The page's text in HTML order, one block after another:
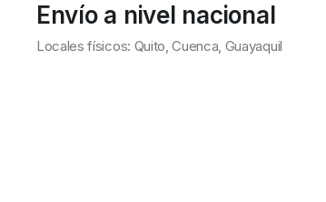
Envío a nivel nacional
Locales físicos: Quito, Cuenca, Guayaquil